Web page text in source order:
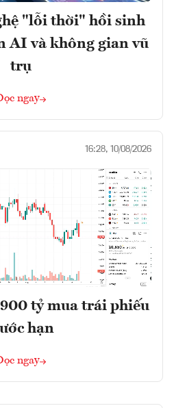
"lỗi thời" hồi sinh
AI và không gian vũ
trụ
ngay
16:28, 10/08/2026
tỷ mua trái phiếu
hạn
ngay